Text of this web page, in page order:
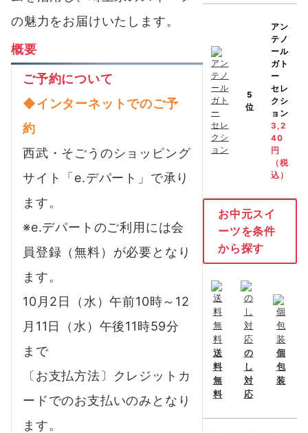
の魅力をお届けいたします。
概要
ご予約について
◆インターネットでのご予
約
西武・そごうのショッピング
サイト「e.デパート」で承り
ます。
※e.デパートのご利用には会
員登録（無料）が必要となり
ます。
10月2日（水）午前10時～12
月11日（水）午後11時59分
まで
〔お支払方法〕クレジットカ
ードでのお支払いのみとなり
ます。
5
位
アン
テノ
ール
ガト
ー
セレ
クシ
ョン
3,2
40
円
（税
込）
お中元スイ
ーツを条件
から探す
送
料
無
料
の
し
対
応
個
包
装